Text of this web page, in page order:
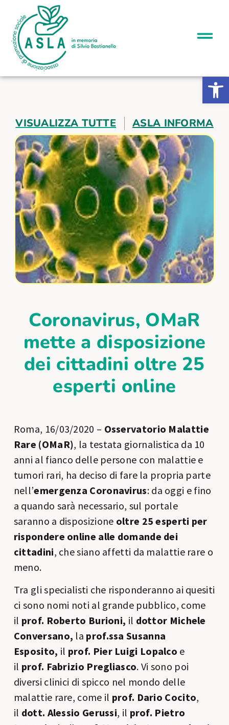
Apri la
VISUALIZZA TUTTE ASLA INFORMA
Coronavirus, OMaR
mette a disposizione
dei cittadini oltre 25
esperti online
Roma, 16/03/2020 – Osservatorio Malattie
Rare (OMaR), la testata giornalistica da 10
anni al fianco delle persone con malattie e
tumori rari, ha deciso di fare la propria parte
nell’emergenza Coronavirus: da oggi e fino
a quando sarà necessario, sul portale
saranno a disposizione oltre 25 esperti per
rispondere online alle domande dei
cittadini, che siano affetti da malattie rare o
meno.
Tra gli specialisti che risponderanno ai quesiti
ci sono nomi noti al grande pubblico, come
il prof. Roberto Burioni, il dottor Michele
Conversano, la prof.ssa Susanna
Esposito, il prof. Pier Luigi Lopalco e
il prof. Fabrizio Pregliasco. Vi sono poi
diversi clinici di spicco nel mondo delle
malattie rare, come il prof. Dario Cocito,
il dott. Alessio Gerussi, il prof. Pietro